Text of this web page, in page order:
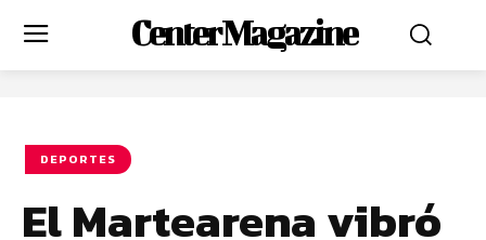
Center Magazine
DEPORTES
El Martearena vibró